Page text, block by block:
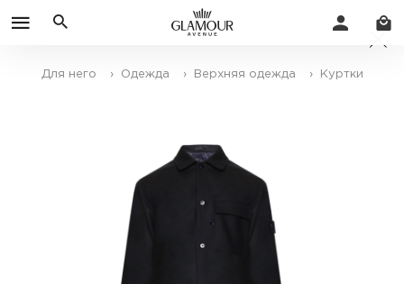
Для него › Одежда › Верхняя одежда › Куртки